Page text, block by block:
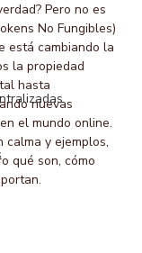
Pero no es
No Fungibles)
está cambiando la
la propiedad
hasta
nuevas
el mundo online.
calma y ejemplos,
qué son, cómo